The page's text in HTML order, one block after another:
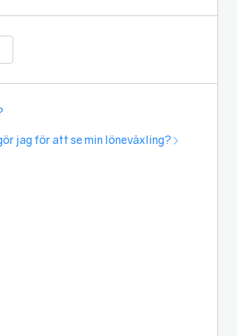
jag för att se min löneväxling?